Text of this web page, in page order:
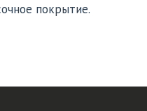
покрытие.